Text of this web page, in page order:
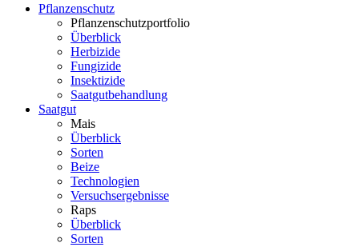
Pflanzenschutz
Pflanzenschutzportfolio
Überblick
Herbizide
Fungizide
Insektizide
Saatgutbehandlung
Saatgut
Mais
Überblick
Sorten
Beize
Technologien
Versuchsergebnisse
Raps
Überblick
Sorten